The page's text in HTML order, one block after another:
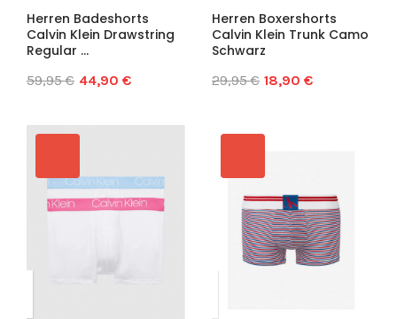
Herren Badeshorts
Calvin Klein Drawstring
Regular ...
59,95 € 44,90 €
Herren Boxershorts
Calvin Klein Trunk Camo
Schwarz
29,95 € 18,90 €